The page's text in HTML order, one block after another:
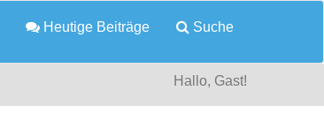
Heutige Beiträge Suche
Hallo, Gast!